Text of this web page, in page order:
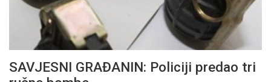
SAVJESNI GRAĐANIN: Policiji predao tri